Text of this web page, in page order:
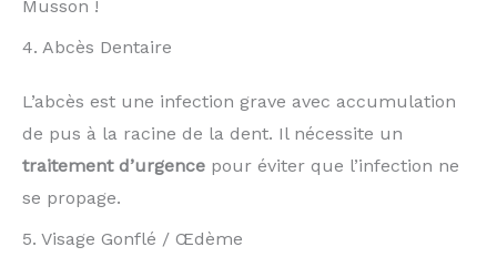
Musson !
4. Abcès Dentaire
L’abcès est une infection grave avec accumulation
de pus à la racine de la dent. Il nécessite un
traitement d’urgence pour éviter que l’infection ne
se propage.
5. Visage Gonflé / Œdème